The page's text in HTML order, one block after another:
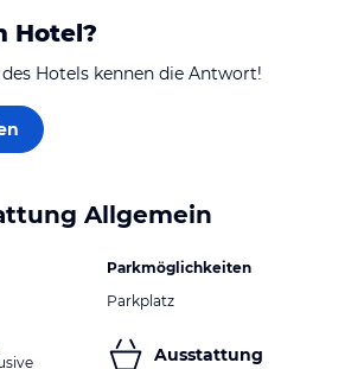
Hotel?
Hotels kennen die Antwort!
Allgemein
Parkmöglichkeiten
Parkplatz
Ausstattung